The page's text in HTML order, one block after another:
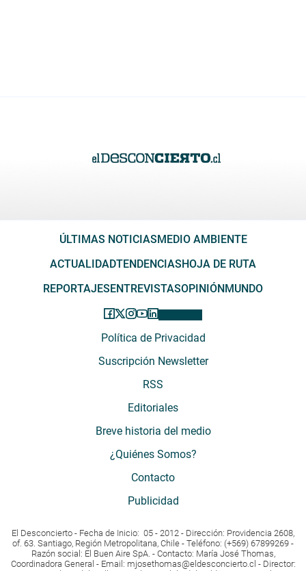
ÚLTIMAS NOTICIAS MEDIO AMBIENTE
ACTUALIDADTENDENCIAS HOJA DE RUTA
REPORTAJES ENTREVISTASOPINIÓN MUNDO
Política de Privacidad
Suscripción Newsletter
RSS
Editoriales
Breve historia del medio
¿Quiénes Somos?
Contacto
Publicidad
El Desconcierto - Fecha de Inicio: 05 - 2012 - Dirección: Providencia 2608,
of. 63. Santiago, Región Metropolitana, Chile - Teléfono: (+569) 67899269 -
Razón social: El Buen Aire SpA. - Contacto: María José Thomas,
Coordinadora General - Email: mjosethomas@eldesconcierto.cl - Director: